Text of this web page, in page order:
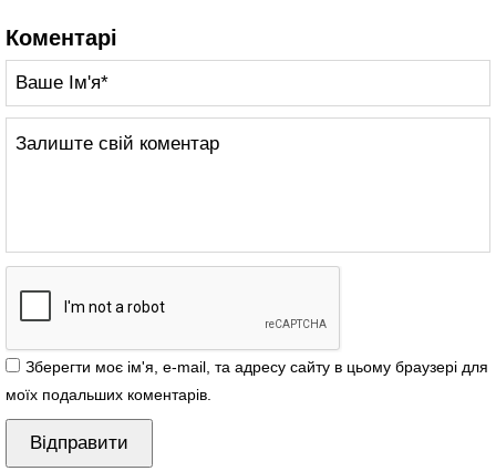
Коментарі
Зберегти моє ім'я, e-mail, та адресу сайту в цьому браузері для
моїх подальших коментарів.